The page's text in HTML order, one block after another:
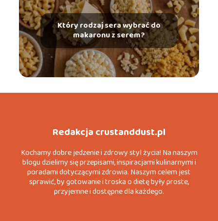
Który rodzaj sera wybrać do
makaronu z serem?
Redakcja crustanddust.pl
Kochamy dobre jedzenie i zdrowy styl życia! Na naszym
blogu dzielimy się przepisami, inspiracjami kulinarnymi i
poradami dotyczącymi zdrowia. Naszym celem jest
sprawić, by gotowanie i troska o dietę były proste,
przyjemne i dostępne dla każdego.